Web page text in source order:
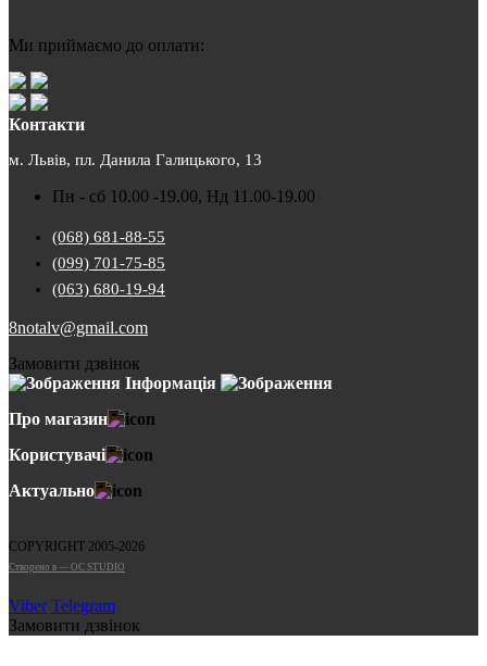
Ми приймаємо до оплати:
Контакти
м. Львів, пл. Данила Галицького, 13
Пн - сб 10.00 -19.00, Нд 11.00-19.00
(068) 681-88-55
(099) 701-75-85
(063) 680-19-94
8notalv@gmail.com
Замовити дзвінок
Інформація
Про магазин
Користувачі
Актуально
COPYRIGHT 2005-2026
Cтворено в — OC STUDIO
Viber Telegram
Замовити дзвінок